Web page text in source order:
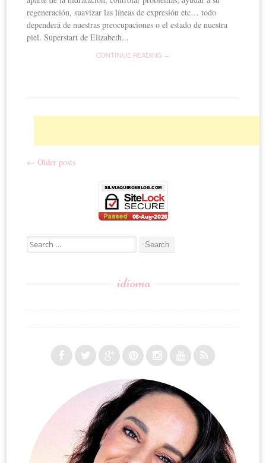
regeneración, suavizar las líneas de expresión etc… todo
dependerá de nuestras preocupaciones o el estado de nuestra
piel. Superstart de Elizabeth...
CONTINUE READING →
Post navigation
← Older posts
Search for:
idioma